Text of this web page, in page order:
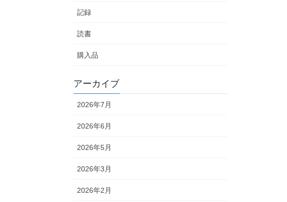
記録
読書
購入品
アーカイブ
2026年7月
2026年6月
2026年5月
2026年3月
2026年2月